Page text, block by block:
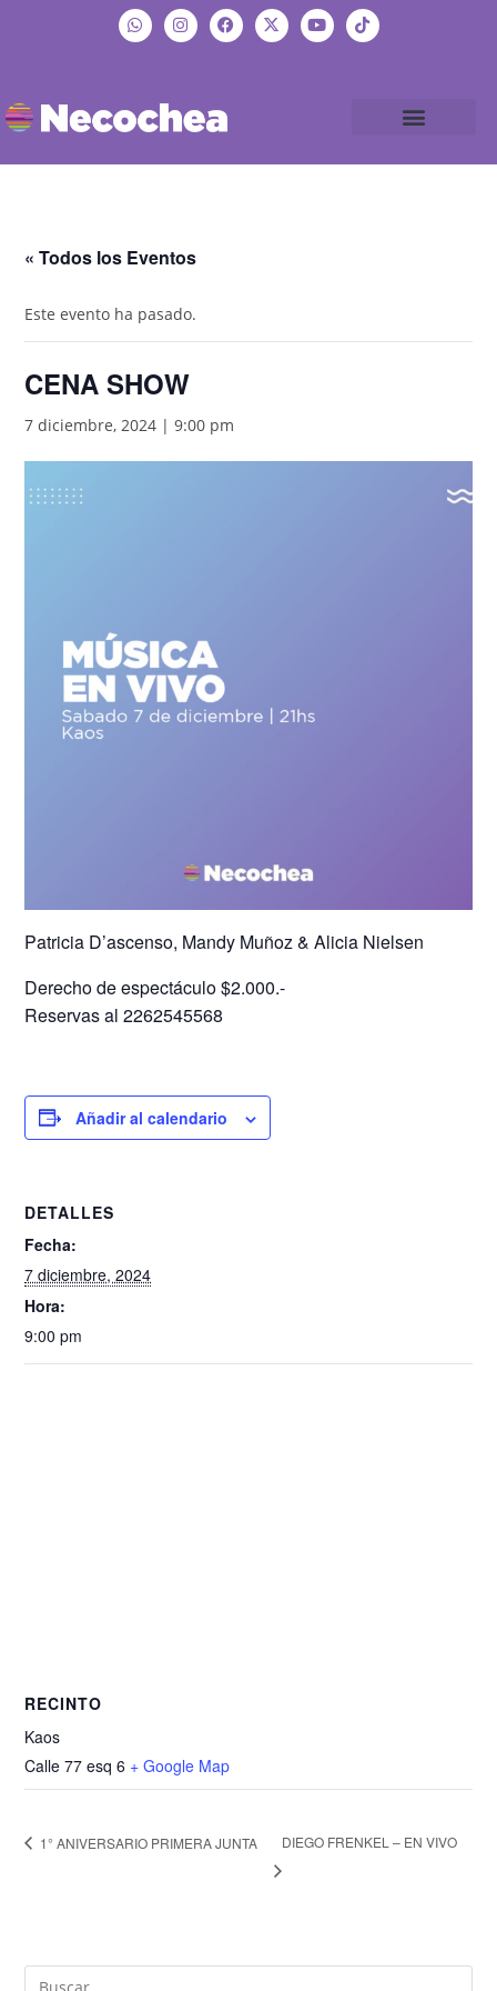
« Todos los Eventos
Este evento ha pasado.
CENA SHOW
7 diciembre, 2024 | 9:00 pm
Patricia D’ascenso, Mandy Muñoz & Alicia Nielsen
Derecho de espectáculo $2.000.-
Reservas al 2262545568
Añadir al calendario
DETALLES
Fecha:
7 diciembre, 2024
Hora:
9:00 pm
RECINTO
Kaos
Calle 77 esq 6 + Google Map
1° ANIVERSARIO PRIMERA JUNTA DIEGO FRENKEL – EN VIVO